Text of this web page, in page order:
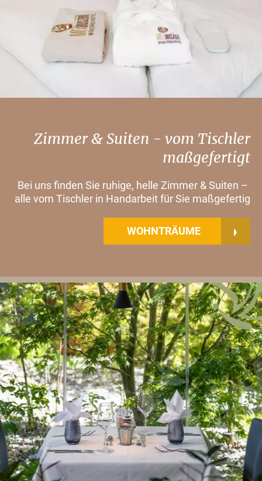
Zimmer & Suiten - vom Tischler
maßgefertigt
Bei uns finden Sie ruhige, helle Zimmer & Suiten –
alle vom Tischler in Handarbeit für Sie maßgefertig
WOHNTRÄUME